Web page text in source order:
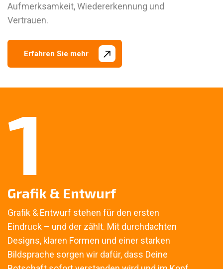
Aufmerksamkeit, Wiedererkennung und
Vertrauen.
Erfahren Sie mehr
1
Grafik & Entwurf
Grafik & Entwurf stehen für den ersten
Eindruck – und der zählt. Mit durchdachten
Designs, klaren Formen und einer starken
Bildsprache sorgen wir dafür, dass Deine
Name
Vorname Nachname